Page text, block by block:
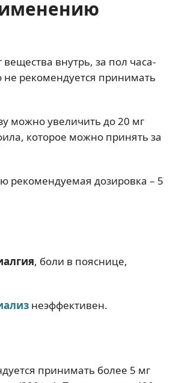
внутрь, за пол часа-
не рекомендуется принимать
можно увеличить до 20 мг
которое можно принять за
рекомендуемая дозировка – 5
, боли в пояснице,
неэффективен.
принимать более 5 мг